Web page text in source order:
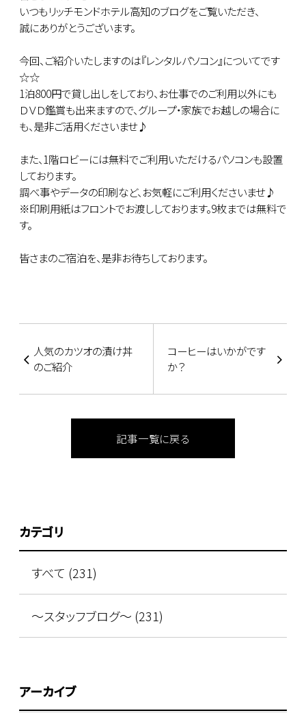
いつもリッチモンドホテル高知のブログをご覧いただき、
誠にありがとうございます。
今回、ご紹介いたしますのは『レンタルパソコン』についてです
☆☆
1泊800円で貸し出しをしており、お仕事でのご利用以外にも
ＤＶＤ鑑賞も出来ますので、グループ・家族でお越しの場合に
も、是非ご活用くださいませ♪
また、1階ロビーには無料でご利用いただけるパソコンも設置
しております。
調べ事やデータの印刷など、お気軽にご利用くださいませ♪
※印刷用紙はフロントでお渡ししております。9枚までは無料で
す。
皆さまのご宿泊を、是非お待ちしております。
人気のカツオの漬け丼
のご紹介
コーヒーはいかがです
か？
記事一覧に戻る
カテゴリ
すべて (231)
～スタッフブログ～ (231)
アーカイブ